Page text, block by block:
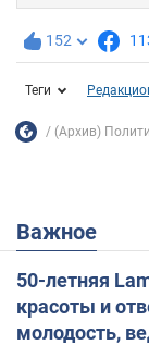
152
Теги
(Архив)
Важное
50-летняя
красоты и
молодость,